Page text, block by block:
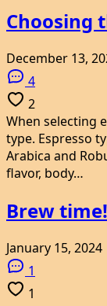
Choosing
December 13,
4
2
When selecting
type. Espresso
Arabica and
flavor, body…
Brew time!
January 15, 2024
1
1